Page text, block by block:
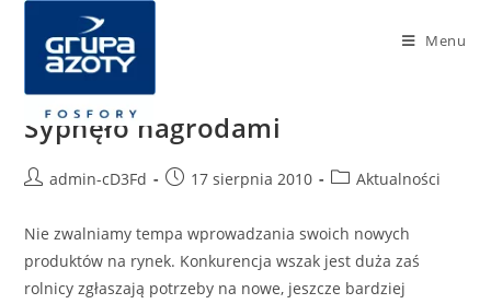
Menu
Sypnęło nagrodami
admin-cD3Fd 17 sierpnia 2010 Aktualności
Nie zwalniamy tempa wprowadzania swoich nowych
produktów na rynek. Konkurencja wszak jest duża zaś
rolnicy zgłaszają potrzeby na nowe, jeszcze bardziej